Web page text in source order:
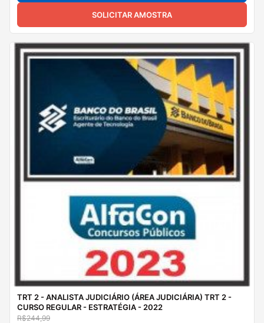
SOLICITAR AMOSTRA
TRT 2 - ANALISTA JUDICIÁRIO (ÁREA JUDICIÁRIA) TRT 2 -
CURSO REGULAR - ESTRATÉGIA - 2022
R$244,99